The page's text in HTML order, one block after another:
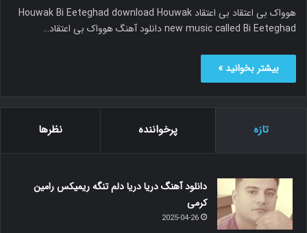
هوواک بی اعتقاد بی اعتقاد Houwak Bi Eeteghad download Houwak
new music called Bi Eeteghad دانلود آهنگ هوواک بی اعتقاد…
بیشتر بخوانید »
تازه پرخواننده نظرها
دانلود آهنگ دریا دریا دلم تنگه ریمیکس رامین
کرمی
2025-04-26